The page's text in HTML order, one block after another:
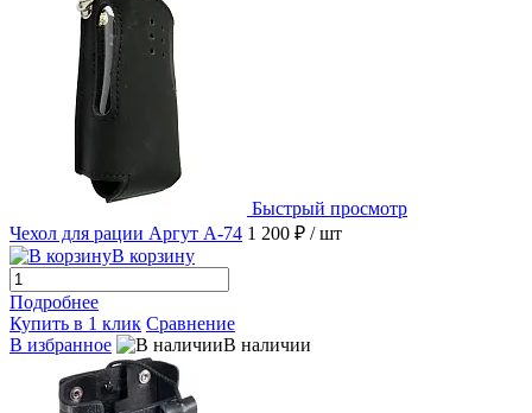
Быстрый просмотр
Чехол для рации Аргут А-74 1 200 ₽ / шт
В корзину
Подробнее
Купить в 1 клик Сравнение
В избранное
В наличии